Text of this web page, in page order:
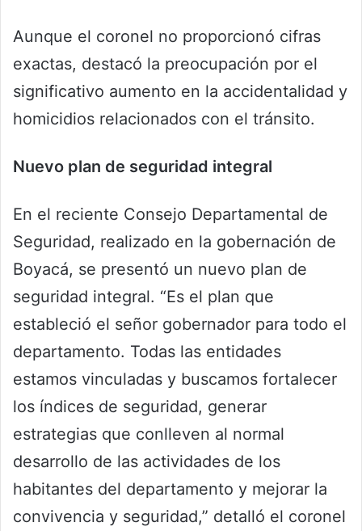
Aunque el coronel no proporcionó cifras
exactas, destacó la preocupación por el
significativo aumento en la accidentalidad y
homicidios relacionados con el tránsito.
Nuevo plan de seguridad integral
En el reciente Consejo Departamental de
Seguridad, realizado en la gobernación de
Boyacá, se presentó un nuevo plan de
seguridad integral. “Es el plan que
estableció el señor gobernador para todo el
departamento. Todas las entidades
estamos vinculadas y buscamos fortalecer
los índices de seguridad, generar
estrategias que conlleven al normal
desarrollo de las actividades de los
habitantes del departamento y mejorar la
convivencia y seguridad,” detalló el coronel